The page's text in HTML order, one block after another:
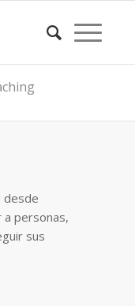
desde
a personas,
sus